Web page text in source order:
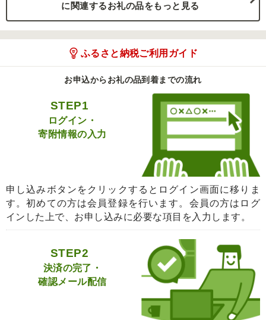
に関連するお礼の品をもっと見る
ふるさと納税ご利用ガイド
お申込からお礼の品到着までの流れ
STEP1
ログイン・
寄附情報の入力
申し込みボタンをクリックするとログイン画面に移りま
す。初めての方は会員登録を行います。会員の方はログ
インした上で、お申し込みに必要な項目を入力します。
STEP2
決済の完了・
確認メール配信